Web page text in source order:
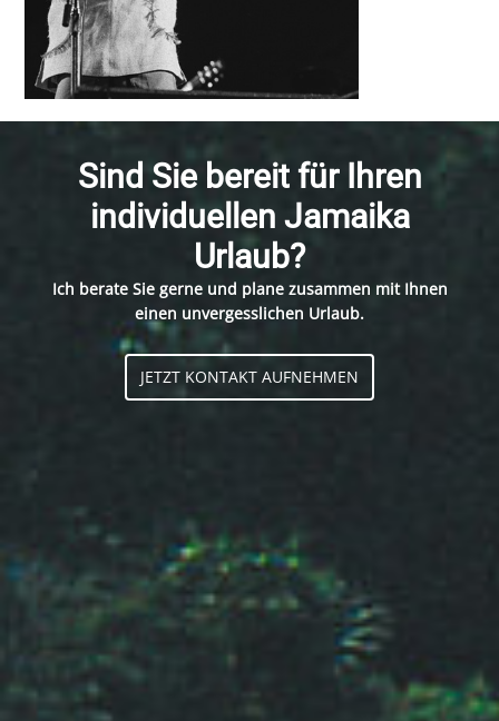
Sind Sie bereit für Ihren
individuellen Jamaika
Urlaub?
Ich berate Sie gerne und plane zusammen mit Ihnen
einen unvergesslichen Urlaub.
JETZT KONTAKT AUFNEHMEN